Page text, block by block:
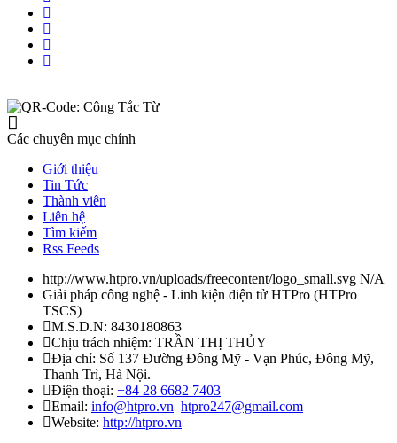
Các chuyên mục chính
Giới thiệu
Tin Tức
Thành viên
Liên hệ
Tìm kiếm
Rss Feeds
http://www.htpro.vn/uploads/freecontent/logo_small.svg N/A
Giải pháp công nghệ - Linh kiện điện tử HTPro (HTPro
TSCS)
M.S.D.N: 8430180863
Chịu trách nhiệm: TRẦN THỊ THỦY
Địa chỉ: Số 137 Đường Đông Mỹ - Vạn Phúc, Đông Mỹ,
Thanh Trì, Hà Nội.
Điện thoại: +84 28 6682 7403
Email: info@htpro.vn htpro247@gmail.com
Website: http://htpro.vn